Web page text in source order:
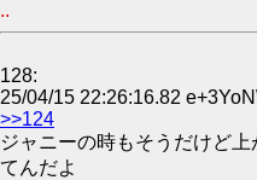
..
128:
25/04/15 22:26:16.82
>>124
ジャニーの時もそうだけど
てんだよ